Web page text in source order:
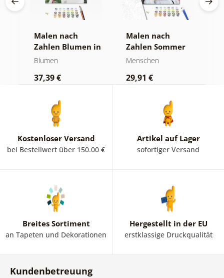
Malen nach
Zahlen Blumen in
einer
Blumen
37,39 €
Malen nach
Zahlen Sommer
auf Cuba
Menschen
29,91 €
Kostenloser Versand
bei Bestellwert über 150.00 €
Artikel auf Lager
sofortiger Versand
Breites Sortiment
an Tapeten und Dekorationen
Hergestellt in der EU
erstklassige Druckqualität
Kundenbetreuung